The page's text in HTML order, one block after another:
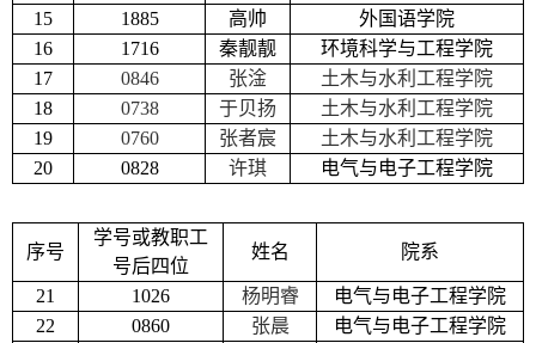
15
1885 高帅
外国语学院
16
1716 秦靓靓
环境科学与工程学院
17
0846 张淦
土木与水利工程学院
18
0738 于贝扬
土木与水利工程学院
19
0760 张者宸
土木与水利工程学院
20
0828 许琪 电气与电子工程学院
序号
学号或教职工
号后四位
姓名 院系
21 1026 杨明睿
电气与电子工程学院
22
0860 张晨
电气与电子工程学院